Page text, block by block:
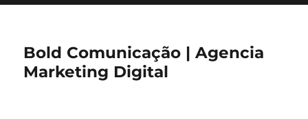
Bold Comunicação | Agencia
Marketing Digital